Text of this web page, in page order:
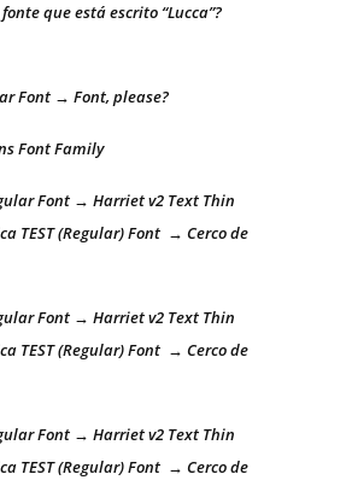
que está escrito “Lucca”?
Font → Font, please?
Font Family
Font → Harriet v2 Text Thin
TEST (Regular) Font → Cerco de
Font → Harriet v2 Text Thin
TEST (Regular) Font → Cerco de
Font → Harriet v2 Text Thin
TEST (Regular) Font → Cerco de